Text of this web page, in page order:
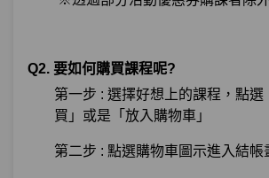
Q2. 要如何購買課程呢?
第一步 : 選擇好想上的課程，點選
買」或是「放入購物車」
第二步 : 點選購物車圖示進入結帳